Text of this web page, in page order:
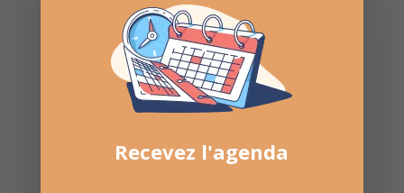
Recevez l'agenda